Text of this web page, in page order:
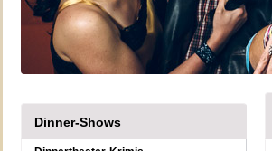
Dinner-Shows